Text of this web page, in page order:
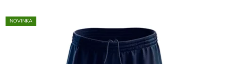
NOVINKA